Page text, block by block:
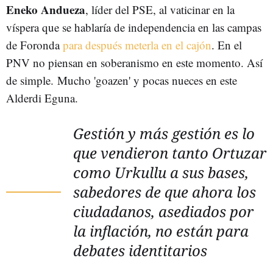
Eneko Andueza, líder del PSE, al vaticinar en la
víspera que se hablaría de independencia en las campas
de Forondapara después meterla en el cajón. En el
PNV no piensan en soberanismo en este momento. Así
de simple. Mucho 'goazen' y pocas nueces en este
Alderdi Eguna.
Gestión y más gestión es lo
que vendieron tanto Ortuzar
como Urkullu a sus bases,
sabedores de que ahora los
ciudadanos, asediados por
la inflación, no están para
debates identitarios